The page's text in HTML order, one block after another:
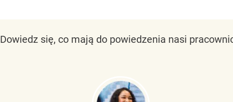
Dowiedz się, co mają do powiedzenia nasi